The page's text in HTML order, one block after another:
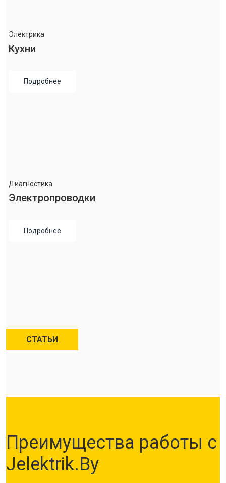
Электрика
Кухни
Подробнее
Диагностика
Электропроводки
Подробнее
СТАТЬИ
Преимущества работы с
Jelektrik.By